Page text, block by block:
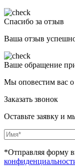
Спасибо за отзыв
Ваша отзыв
Ваше обращение
Мы оповестим вас о
Заказать звонок
Оставьте заявку и
*Отправляя форму